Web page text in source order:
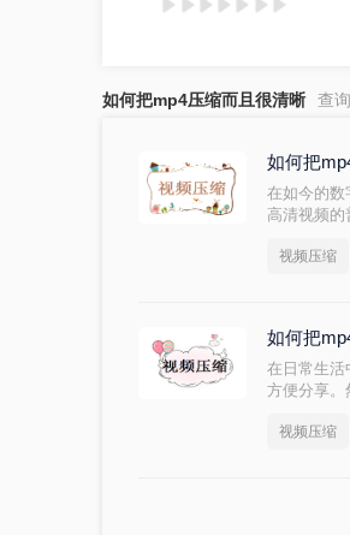
如何把mp4压缩而且很清晰 查
如何把
在如今的数
高清视频的
点。那么
视频压缩
如何把
在日常生活
方便分享。
晰度的
视频压缩